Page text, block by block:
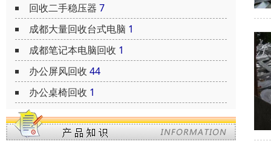
回收二手稳压器 7
成都大量回收台式电脑 1
成都笔记本电脑回收 1
办公屏风回收 44
办公桌椅回收 1